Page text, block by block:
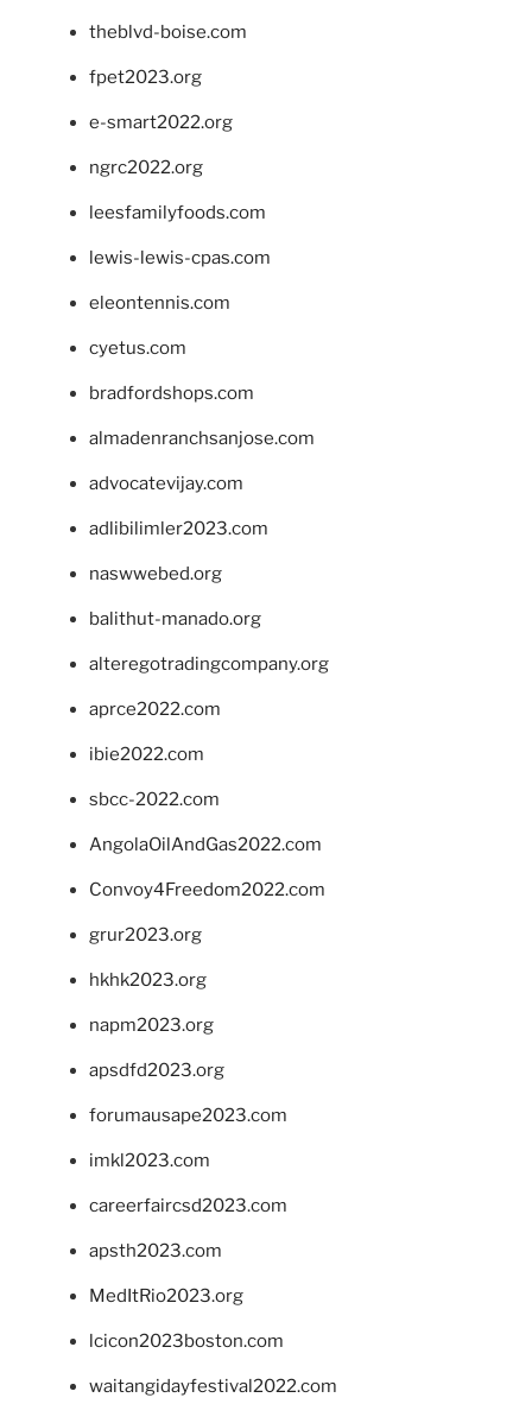
theblvd-boise.com
fpet2023.org
e-smart2022.org
ngrc2022.org
leesfamilyfoods.com
lewis-lewis-cpas.com
eleontennis.com
cyetus.com
bradfordshops.com
almadenranchsanjose.com
advocatevijay.com
adlibilimler2023.com
naswwebed.org
balithut-manado.org
alteregotradingcompany.org
aprce2022.com
ibie2022.com
sbcc-2022.com
AngolaOilAndGas2022.com
Convoy4Freedom2022.com
grur2023.org
hkhk2023.org
napm2023.org
apsdfd2023.org
forumausape2023.com
imkl2023.com
careerfaircsd2023.com
apsth2023.com
MedItRio2023.org
lcicon2023boston.com
waitangidayfestival2022.com